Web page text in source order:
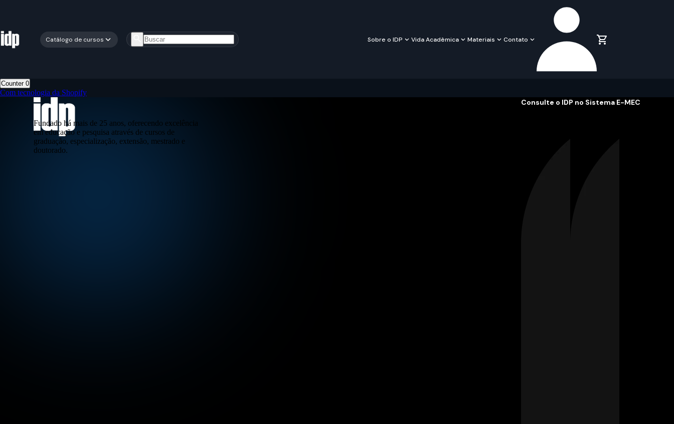
Catálogo de cursos Sobre o IDP Vida Acadêmica Materiais Contato
Counter 0
Com tecnologia da Shopify
Fundado há mais de 25 anos, oferecendo excelência
em educação e pesquisa através de cursos de
graduação, especialização, extensão, mestrado e
doutorado.
Consulte o IDP no Sistema E-MEC